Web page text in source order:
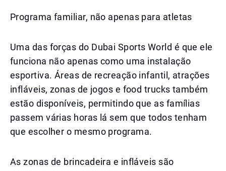
Programa familiar, não apenas para atletas
Uma das forças do Dubai Sports World é que ele
funciona não apenas como uma instalação
esportiva. Áreas de recreação infantil, atrações
infláveis, zonas de jogos e food trucks também
estão disponíveis, permitindo que as famílias
passem várias horas lá sem que todos tenham
que escolher o mesmo programa.
As zonas de brincadeira e infláveis são